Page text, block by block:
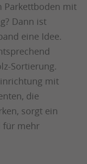
Parkettboden mit
Dann ist
eine Idee.
Sortierung.
mit
die
sorgt ein
für mehr